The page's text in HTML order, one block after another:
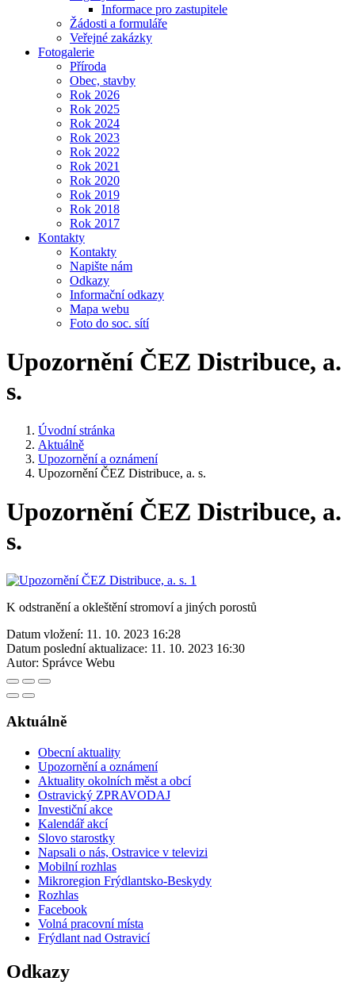
Informace pro zastupitele
Žádosti a formuláře
Veřejné zakázky
Fotogalerie
Příroda
Obec, stavby
Rok 2026
Rok 2025
Rok 2024
Rok 2023
Rok 2022
Rok 2021
Rok 2020
Rok 2019
Rok 2018
Rok 2017
Kontakty
Kontakty
Napište nám
Odkazy
Informační odkazy
Mapa webu
Foto do soc. sítí
Upozornění ČEZ Distribuce, a.
s.
Úvodní stránka
Aktuálně
Upozornění a oznámení
Upozornění ČEZ Distribuce, a. s.
Upozornění ČEZ Distribuce, a.
s.
K odstranění a okleštění stromoví a jiných porostů
Datum vložení: 11. 10. 2023 16:28
Datum poslední aktualizace: 11. 10. 2023 16:30
Autor: Správce Webu
Aktuálně
Obecní aktuality
Upozornění a oznámení
Aktuality okolních měst a obcí
Ostravický ZPRAVODAJ
Investiční akce
Kalendář akcí
Slovo starostky
Napsali o nás, Ostravice v televizi
Mobilní rozhlas
Mikroregion Frýdlantsko-Beskydy
Rozhlas
Facebook
Volná pracovní místa
Frýdlant nad Ostravicí
Odkazy